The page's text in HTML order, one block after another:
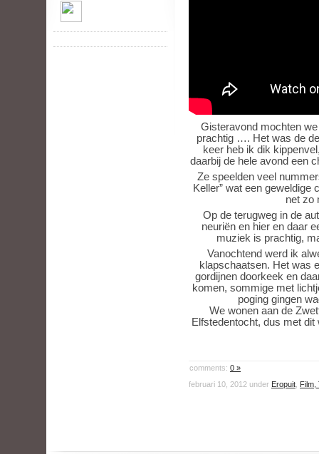
Gisteravond mochten
prachtig …. Het was de
keer heb ik dik
daarbij de hele avond een
Ze speelden veel
Keller” wat een geweldige
net zo
Op de terugweg in de
neuriën en hier en daar
muziek is prachtig,
Vanochtend werd ik
klapschaatsen. Het was
gordijnen doorkeek en
komen, sommige met
poging gingen
We wonen aan de
Elfstedentocht, dus met
comments: 0 »
februari 10, 2012 under Eropuit Film,